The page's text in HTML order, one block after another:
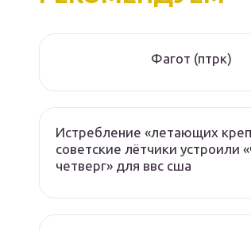
Фагот (птрк)
Истребление «летающих
советские лётчики устроили
четверг» для ввс сша